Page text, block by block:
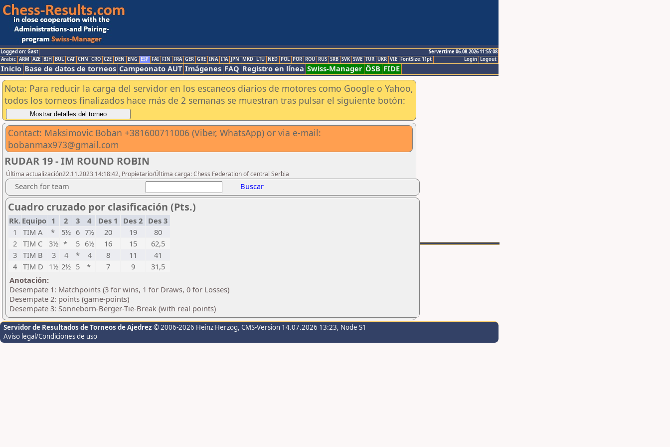
Logged on: Gast
Servertime 06.08.2026 11:55:08
Logout
Login
Arabic ARM AZE BIH BUL CAT CHN CRO CZE DEN ENG ESP FAI FIN FRA GER GRE INA ITA JPN MKD LTU NED POL POR ROU RUS SRB SVK SWE TUR UKR VIE FontSize:11pt
Inicio Base de datos de torneos Campeonato AUT Imágenes FAQ Registro en línea Swiss-Manager ÖSB FIDE
Nota: Para reducir la carga del servidor en los escaneos diarios de motores como Google o Yahoo,
todos los torneos finalizados hace más de 2 semanas se muestran tras pulsar el siguiente botón:
Contact: Maksimovic Boban +381600711006 (Viber, WhatsApp) or via e-mail:
bobanmax973@gmail.com
RUDAR 19 - IM ROUND ROBIN
Última actualización22.11.2023 14:18:42, Propietario/Última carga: Chess Federation of central Serbia
Search for team Buscar
Cuadro cruzado por clasificación (Pts.)
Rk. Equipo 1 2 3 4 Des 1 Des 2 Des 3
1
TIM A * 5½ 6 7½ 20 19
80
2 TIM C 3½ * 5 6½ 16 15
62,5
3 TIM B 3 4 * 4 8 11
41
4 TIM D 1½ 2½ 5 * 7 9
31,5
Anotación:
Desempate 1: Matchpoints (3 for wins, 1 for Draws, 0 for Losses)
Desempate 2: points (game-points)
Desempate 3: Sonneborn-Berger-Tie-Break (with real points)
Servidor de Resultados de Torneos de Ajedrez © 2006-2026 Heinz Herzog, CMS-Version 14.07.2026 13:23, Node S1
Aviso legal/Condiciones de uso